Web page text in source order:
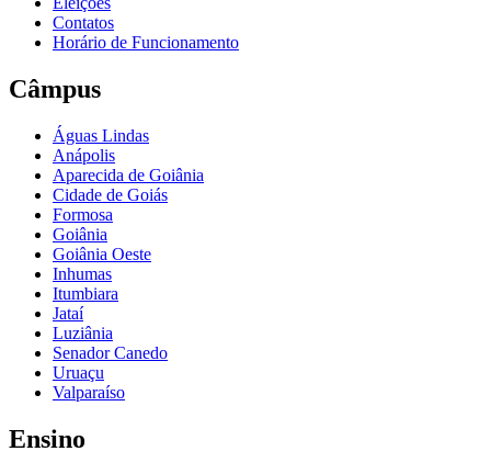
Contatos
Horário de Funcionamento
Câmpus
Águas Lindas
Anápolis
Aparecida de Goiânia
Cidade de Goiás
Formosa
Goiânia
Goiânia Oeste
Inhumas
Itumbiara
Jataí
Luziânia
Senador Canedo
Uruaçu
Valparaíso
Ensino